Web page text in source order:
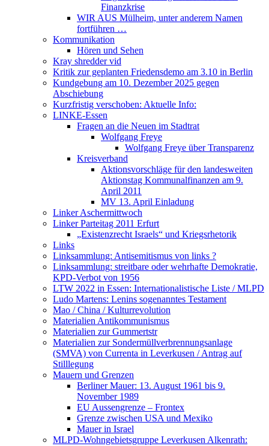
Finanzkrise
WIR AUS Mülheim, unter anderem Namen
fortführen …
Kommunikation
Hören und Sehen
Kray shredder vid
Kritik zur geplanten Friedensdemo am 3.10 in Berlin
Kundgebung am 10. Dezember 2025 gegen
Abschiebung
Kurzfristig verschoben: Aktuelle Info:
LINKE-Essen
Fragen an die Neuen im Stadtrat
Wolfgang Freye
Wolfgang Freye über Transparenz
Kreisverband
Aktionsvorschläge für den landesweiten
Aktionstag Kommunalfinanzen am 9.
April 2011
MV 13. April Einladung
Linker Aschermittwoch
Linker Parteitag 2011 Erfurt
„Existenzrecht Israels“ und Kriegsrhetorik
Links
Linksammlung: Antisemitismus von links ?
Linksammlung: streitbare oder wehrhafte Demokratie,
KPD-Verbot von 1956
LTW 2022 in Essen: Internationalistische Liste / MLPD
Ludo Martens: Lenins sogenanntes Testament
Mao / China / Kulturrevolution
Materialien Antikommunismus
Materialien zur Gummertstr
Materialien zur Sondermüllverbrennungsanlage
(SMVA) von Currenta in Leverkusen / Antrag auf
Stilllegung
Mauern und Grenzen
Berliner Mauer: 13. August 1961 bis 9.
November 1989
EU Aussengrenze – Frontex
Grenze zwischen USA und Mexiko
Mauer in Israel
MLPD-Wohngebietsgruppe Leverkusen Alkenrath: